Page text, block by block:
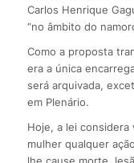
Carlos Henrique
“no âmbito do
Como a proposta
era a única
será arquivada,
em Plenário.
Hoje, a lei considera
mulher qualquer
lhe cause morte,